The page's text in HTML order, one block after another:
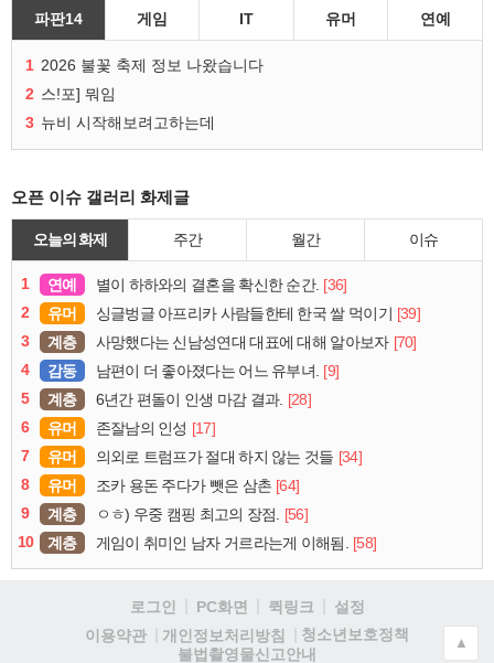
파판14 게임 IT 유머 연예
1 2026 불꽃 축제 정보 나왔습니다
2 스!포] 뭐임
3 뉴비 시작해보려고하는데
오픈 이슈 갤러리 화제글
오늘의 화제 주간 월간 이슈
1 연예 별이 하하와의 결혼을 확신한 순간. [36]
2
유머 싱글벙글 아프리카 사람들한테 한국 쌀 먹이기 [39]
3
계층 사망했다는 신남성연대 대표에 대해 알아보자 [70]
4
감동 남편이 더 좋아졌다는 어느 유부녀. [9]
5
계층 6년간 편돌이 인생 마감 결과. [28]
6
유머 존잘남의 인성 [17]
7
유머 의외로 트럼프가 절대 하지 않는 것들 [34]
8
유머 조카 용돈 주다가 뺏은 삼촌 [64]
9
계층 ㅇㅎ) 우중 캠핑 최고의 장점.
[56]
10
계층 게임이 취미인 남자 거르라는게 이해됨. [58]
로그인 PC화면 퀵링크
설정
이용약관
개인정보처리방침
청소년보호정책
불법촬영물신고안내
▲